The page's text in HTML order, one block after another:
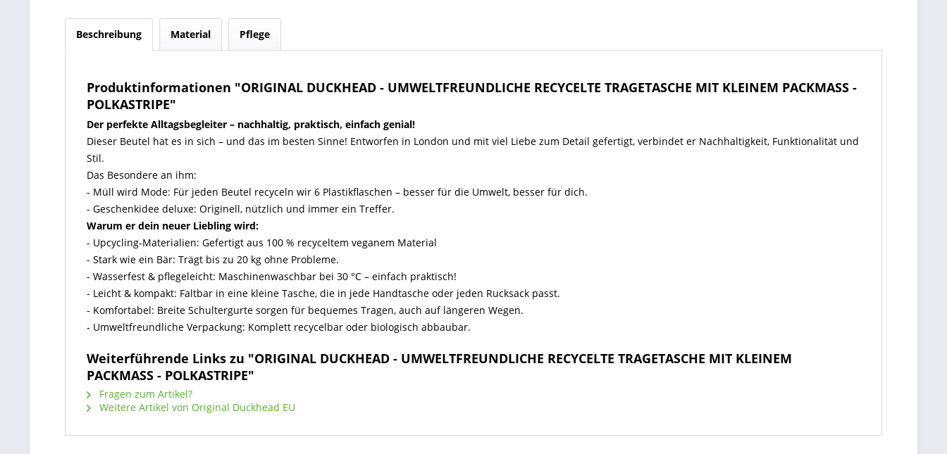
Beschreibung Material Pflege
Produktinformationen "ORIGINAL DUCKHEAD - UMWELTFREUNDLICHE RECYCELTE TRAGETASCHE MIT KLEINEM PACKMASS -
POLKASTRIPE"
Der perfekte Alltagsbegleiter – nachhaltig, praktisch, einfach genial!
Dieser Beutel hat es in sich – und das im besten Sinne! Entworfen in London und mit viel Liebe zum Detail gefertigt, verbindet er Nachhaltigkeit, Funktionalität und
Stil.
Das Besondere an ihm:
- Müll wird Mode: Für jeden Beutel recyceln wir 6 Plastikflaschen – besser für die Umwelt, besser für dich.
- Geschenkidee deluxe: Originell, nützlich und immer ein Treffer.
Warum er dein neuer Liebling wird:
- Upcycling-Materialien: Gefertigt aus 100 % recyceltem veganem Material
- Stark wie ein Bär: Trägt bis zu 20 kg ohne Probleme.
- Wasserfest & pflegeleicht: Maschinenwaschbar bei 30 °C – einfach praktisch!
- Leicht & kompakt: Faltbar in eine kleine Tasche, die in jede Handtasche oder jeden Rucksack passt.
- Komfortabel: Breite Schultergurte sorgen für bequemes Tragen, auch auf längeren Wegen.
- Umweltfreundliche Verpackung: Komplett recycelbar oder biologisch abbaubar.
Weiterführende Links zu "ORIGINAL DUCKHEAD - UMWELTFREUNDLICHE RECYCELTE TRAGETASCHE MIT KLEINEM
PACKMASS - POLKASTRIPE"
Fragen zum Artikel?
Weitere Artikel von Original Duckhead EU